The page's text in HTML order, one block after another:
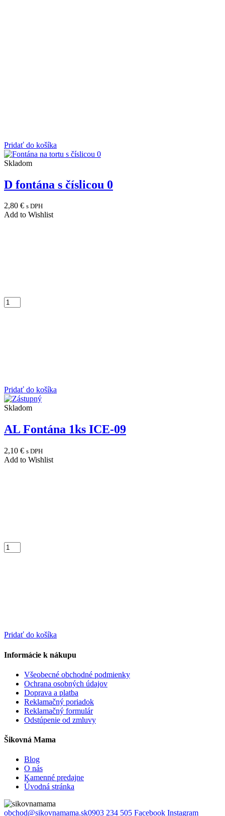
Pridať do košíka
Skladom
D fontána s číslicou 0
2,80 € s DPH
Add to Wishlist
Pridať do košíka
Skladom
AL Fontána 1ks ICE-09
2,10 € s DPH
Add to Wishlist
Pridať do košíka
Informácie k nákupu
Všeobecné obchodné podmienky
Ochrana osobných údajov
Doprava a platba
Reklamačný poriadok
Reklamačný formulár
Odstúpenie od zmluvy
Šikovná Mama
Blog
O nás
Kamenné predajne
Úvodná stránka
obchod@sikovnamama.sk0903 234 505 Facebook Instagram